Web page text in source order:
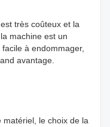
très coûteux et la
machine est un
à endommager,
avantage.
le choix de la